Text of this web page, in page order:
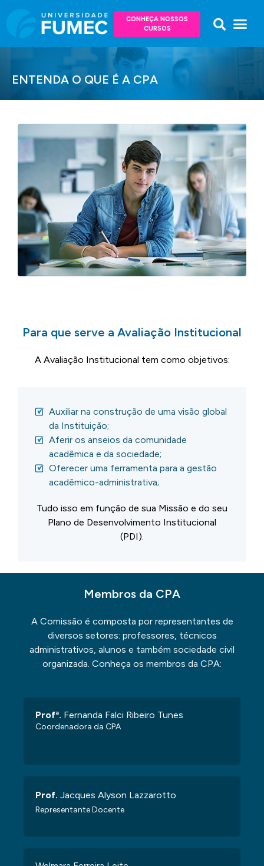
CONHEÇA NOSSOS
CURSOS
ENTENDA O QUE É A CPA
Para que serve a Avaliação Institucional
A Avaliação Institucional tem como objetivos:
Auxiliar na construção de uma visão global
da Instituição;
Aferir os anseios da comunidade
acadêmica e da sociedade;
Oferecer uma ferramenta para a gestão
acadêmico-administrativa;
Tudo isso em função de sua Missão e do seu
Plano de Desenvolvimento Institucional
(PDI).
Membros da CPA
A Comissão é composta por representantes de
diversos setores: professores, técnicos
administrativos, alunos e também sociedade civil
organizada. Conheça os membros da CPA:
Profª. Fernanda Falci Ribeiro Tunes
Coordenadora da CPA
Prof. Jacques Alyson Lazzarotto
Representante Docente